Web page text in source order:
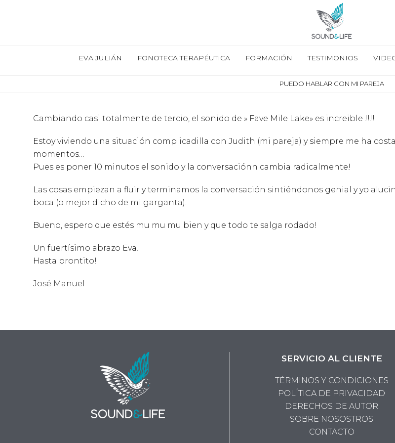
EVA JULIÁN FONOTECA TERAPÉUTICA FORMACIÓN TESTIMONIOS
PUEDO HABLAR CON MI PAREJA
Cambiando casi totalmente de tercio, el sonido de » Fave Mile Lake» es increible !!!!
Estoy viviendo una situación complicadilla con Judith (mi pareja) y siempre me ha
momentos…
Pues es poner 10 minutos el sonido y la conversaciónn cambia radicalmente!
Las cosas empiezan a fluir y terminamos la conversación sintiéndonos genial y yo
boca (o mejor dicho de mi garganta).
Bueno, espero que estés mu mu mu bien y que todo te salga rodado!
Un fuertísimo abrazo Eva!
Hasta prontito!
José Manuel
SERVICIO AL CLIENTE
TÉRMINOS Y CONDICIONES
POLÍTICA DE PRIVACIDAD
DERECHOS DE AUTOR
SOBRE NOSOSTROS
CONTACTO